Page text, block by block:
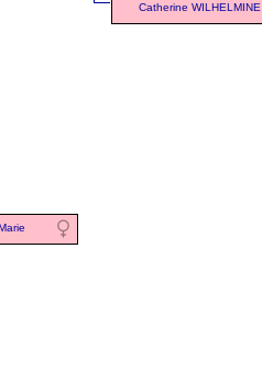
Catherine WILHELMINE